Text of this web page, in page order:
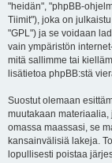
"heidän", "phpBB-
Tiimit"), joka on
"GPL") ja se voidaan
vain ympäristön
mitä sallimme tai
lisätietoa phpBB:stä
Suostut olemaan
muutakaan
omassa maassasi, se
kansainvälisiä lakeja.
lopullisesti poistaa